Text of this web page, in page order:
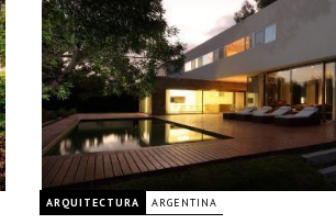
ARQUITECTURA ARGENTINA